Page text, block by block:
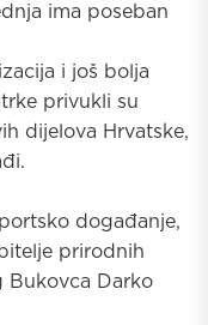
ima poseban
i još bolja
privukli su
dijelova Hrvatske,
događanje,
prirodnih
Bukovca Darko